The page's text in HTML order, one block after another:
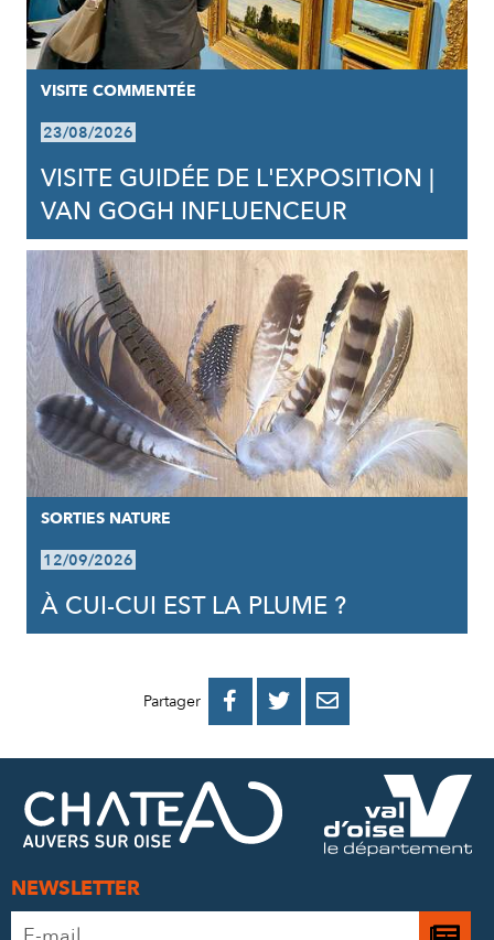
VISITE COMMENTÉE
23/08/2026
VISITE GUIDÉE DE L'EXPOSITION |
VAN GOGH INFLUENCEUR
SORTIES NATURE
12/09/2026
À CUI-CUI EST LA PLUME ?
Partager 
PARTAGER
FACEBOOK
PARTAGER
PARTAGER
MAIL
NEWSLETTER
Adresse
